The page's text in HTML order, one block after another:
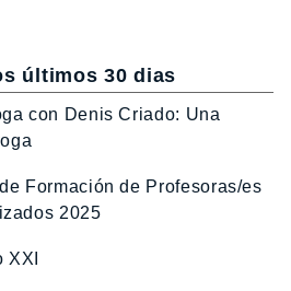
últimos 30 dias
con Denis Criado: Una
Formación de Profesoras/es
2025